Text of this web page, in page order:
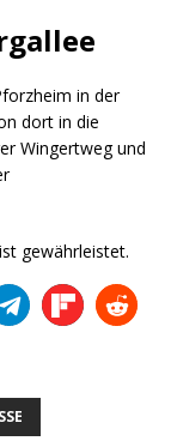
in der
dort in die
Wingertweg und
gewährleistet.